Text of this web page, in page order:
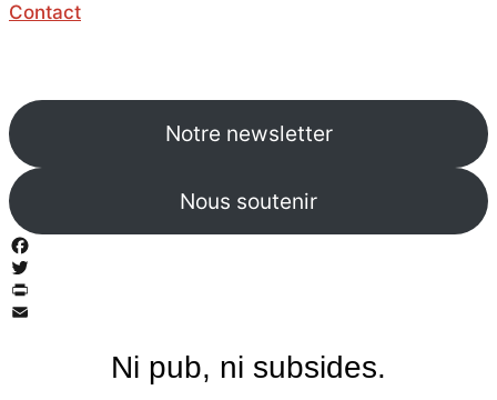
Contact
Notre newsletter
Nous soutenir
Facebook
Twitter
PrintFriendly
Ni pub, ni subsides.